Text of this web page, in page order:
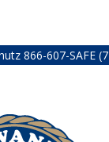
866-607-SAFE